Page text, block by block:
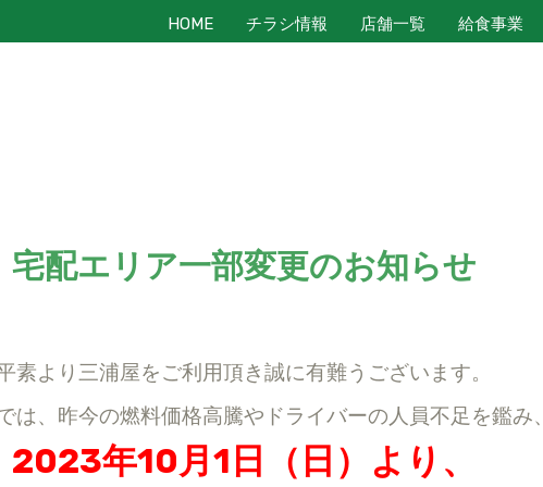
HOME チラシ情報 店舗一覧 給食事業
宅配エリア一部変更のお知らせ
素より三浦屋をご利用頂き誠に有難うございます。
は、昨今の燃料価格高騰やドライバーの人員不足を鑑み、
2023年10月1日（日）より、